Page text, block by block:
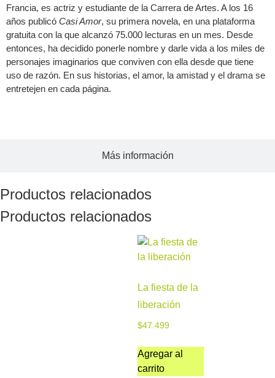
Más información
Francia, es actriz y estudiante de la Carrera de Artes. A los 16
años publicó Casi Amor, su primera novela, en una plataforma
gratuita con la que alcanzó 75.000 lecturas en un mes. Desde
entonces, ha decidido ponerle nombre y darle vida a los miles de
personajes imaginarios que conviven con ella desde que tiene
uso de razón. En sus historias, el amor, la amistad y el drama se
entretejen en cada página.
Productos relacionados
Productos relacionados
La fiesta de la
liberación
$47.499
Agregar al
carrito